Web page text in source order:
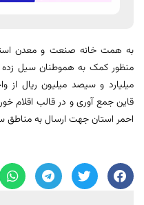
به همت خانه صنعت و معدن
منظور کمک به هموطنان سیل
میلیارد و سیصد میلیون ریال
قاین جمع آوری و در قالب اقلام
احمر استان جهت ارسال به مناطق